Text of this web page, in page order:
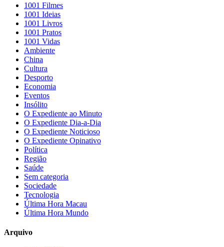
1001 Filmes
1001 Ideias
1001 Livros
1001 Pratos
1001 Vidas
Ambiente
China
Cultura
Desporto
Economia
Eventos
Insólito
O Expediente ao Minuto
O Expediente Dia-a-Dia
O Expediente Noticioso
O Expediente Opinativo
Política
Região
Saúde
Sem categoria
Sociedade
Tecnologia
Última Hora Macau
Última Hora Mundo
Arquivo